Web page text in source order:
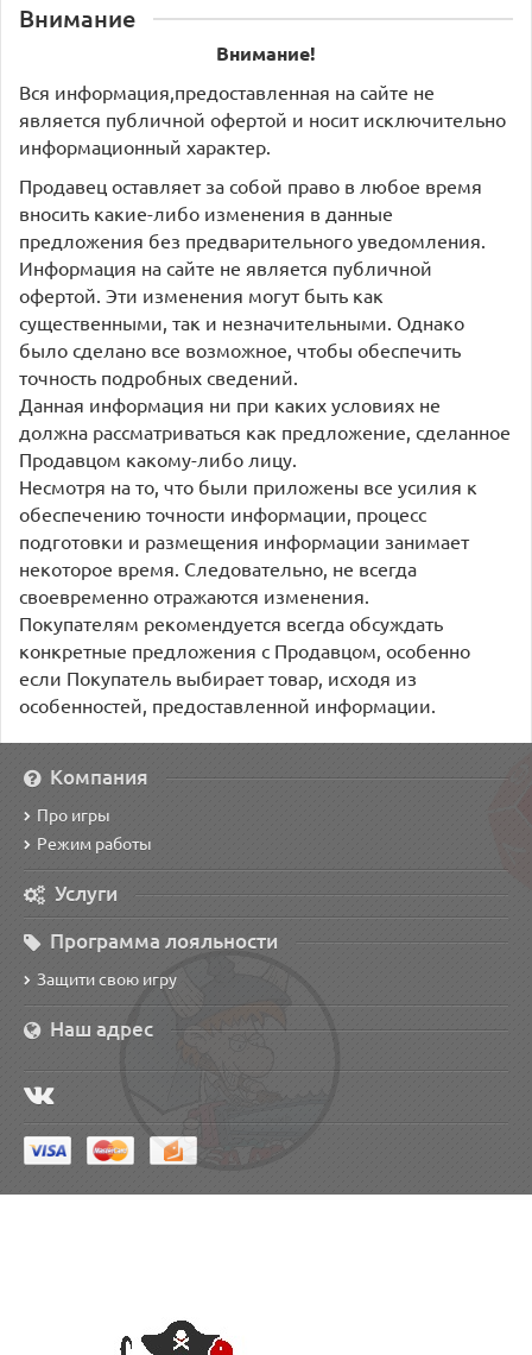
Внимание
Внимание!
Вся информация,предоставленная на сайте не
является публичной офертой и носит исключительно
информационный характер.
Продавец оставляет за собой право в любое время
вносить какие-либо изменения в данные
предложения без предварительного уведомления.
Информация на сайте не является публичной
офертой. Эти изменения могут быть как
существенными, так и незначительными. Однако
было сделано все возможное, чтобы обеспечить
точность подробных сведений.
Данная информация ни при каких условиях не
должна рассматриваться как предложение, сделанное
Продавцом какому-либо лицу.
Несмотря на то, что были приложены все усилия к
обеспечению точности информации, процесс
подготовки и размещения информации занимает
некоторое время. Следовательно, не всегда
своевременно отражаются изменения.
Покупателям рекомендуется всегда обсуждать
конкретные предложения с Продавцом, особенно
если Покупатель выбирает товар, исходя из
особенностей, предоставленной информации.
Компания
Про игры
Режим работы
Услуги
Программа лояльности
Защити свою игру
Наш адрес